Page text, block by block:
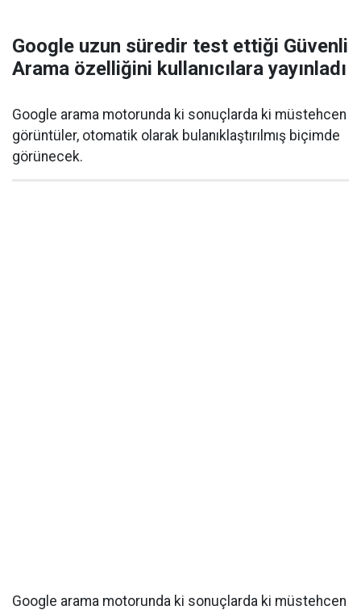
Google uzun süredir test ettiği Güvenli
Arama özelliğini kullanıcılara yayınladı
Google arama motorunda ki sonuçlarda ki müstehcen
görüntüler, otomatik olarak bulanıklaştırılmış biçimde
görünecek.
Google arama motorunda ki sonuçlarda ki müstehcen